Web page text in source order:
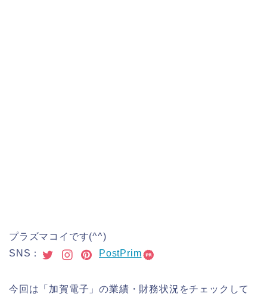
プラズマコイです(^^)
SNS：
PostPrim
今回は「加賀電子」の業績・財務状況をチェックして